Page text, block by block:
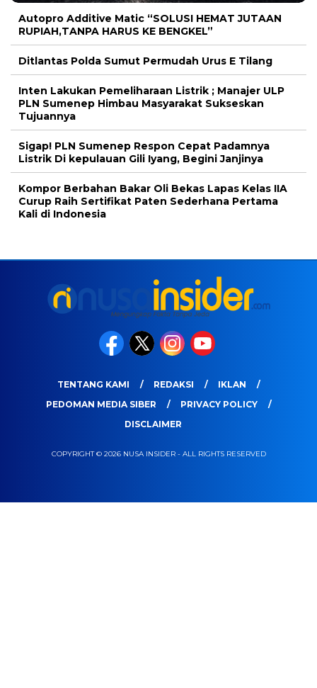
Autopro Additive Matic “SOLUSI HEMAT JUTAAN
RUPIAH,TANPA HARUS KE BENGKEL”
Ditlantas Polda Sumut Permudah Urus E Tilang
Inten Lakukan Pemeliharaan Listrik ; Manajer ULP
PLN Sumenep Himbau Masyarakat Sukseskan
Tujuannya
Sigap! PLN Sumenep Respon Cepat Padamnya
Listrik Di kepulauan Gili Iyang, Begini Janjinya
Kompor Berbahan Bakar Oli Bekas Lapas Kelas IIA
Curup Raih Sertifikat Paten Sederhana Pertama
Kali di Indonesia
TENTANG KAMI REDAKSI
IKLAN
PEDOMAN MEDIA SIBER
PRIVACY POLICY
DISCLAIMER
COPYRIGHT © 2026 NUSA INSIDER - ALL RIGHTS RESERVED